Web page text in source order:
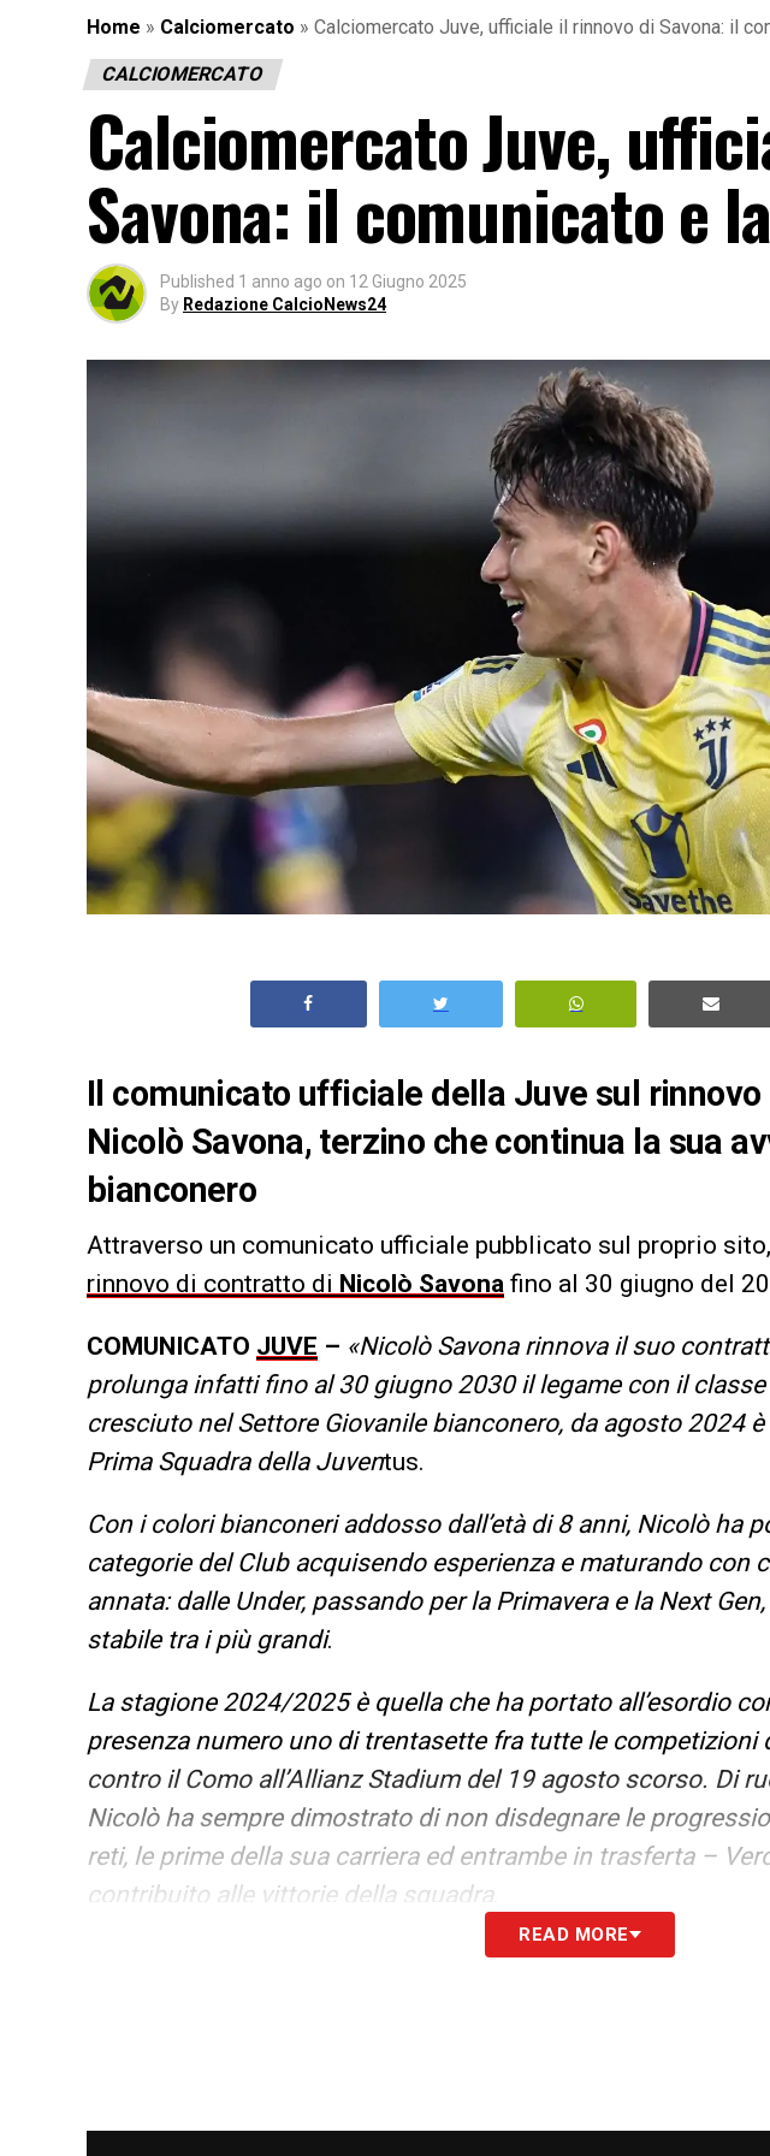
Home » Calciomercato » Calciomercato Juve, ufficiale il rinnovo di Savona: il
CALCIOMERCATO
Calciomercato Juve,
Savona: il comunicato e
Published 1 anno ago on 12 Giugno 2025
By Redazione CalcioNews24
Il comunicato ufficiale della Juve sul
Nicolò Savona, terzino che continua la sua
bianconero
Attraverso un comunicato ufficiale pubblicato sul proprio
rinnovo di contratto di Nicolò Savona fino al 30 giugno del
COMUNICATO JUVE – «Nicolò Savona rinnova il suo
prolunga infatti fino al 30 giugno 2030 il legame con il
cresciuto nel Settore Giovanile bianconero, da agosto 2024
Prima Squadra della Juventus.
Con i colori bianconeri addosso dall’età di 8 anni, Nicolò ha
categorie del Club acquisendo esperienza e maturando con
annata: dalle Under, passando per la Primavera e la Next
stabile tra i più grandi.
La stagione 2024/2025 è quella che ha portato all’esordio
presenza numero uno di trentasette fra tutte le competizioni
contro il Como all’Allianz Stadium del 19 agosto scorso. Di
Nicolò ha sempre dimostrato di non disdegnare le
reti, le prime della sua carriera ed entrambe in trasferta –
contribuito alle vittorie della squadra.
Il rapporto fra Savona e la Juventus è quindi pronto a
READ MORE